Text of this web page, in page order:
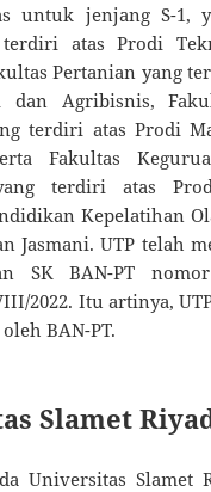
untuk jenjang S-1,
atas Prodi
Pertanian yang
dan Agribisnis,
terdiri atas Prodi
Fakultas
terdiri atas
Kepelatihan
Jasmani. UTP telah
SK BAN-PT nomor
2022. Itu artinya,
BAN-PT.
Slamet
Universitas Slamet